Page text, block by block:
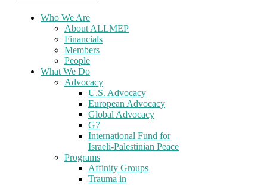
Who We Are
About ALLMEP
Financials
Members
People
What We Do
Advocacy
U.S. Advocacy
European Advocacy
Global Advocacy
G7
International Fund for
Israeli-Palestinian Peace
Programs
Affinity Groups
Trauma in